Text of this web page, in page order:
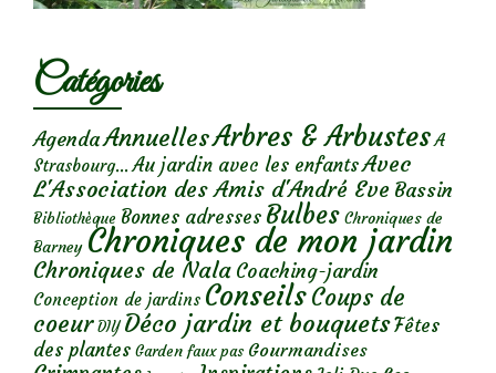
Catégories
AgendaAnnuellesArbres & Arbustes A
Strasbourg... Au jardin avec les enfantsAvec
L'Association des Amis d'André Eve Bassin
Bibliothèque Bonnes adresses Bulbes Chroniques de
Barney Chroniques de mon jardin
Chroniques de Nala Coaching-jardin
Conception de jardins ConseilsCoups de
coeur DIY Déco jardin et bouquetsFêtes
des plantes Garden faux pas Gourmandises